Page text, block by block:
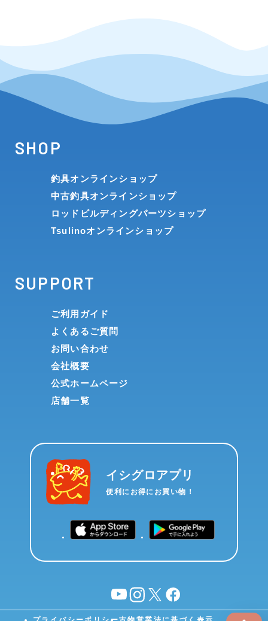
SHOP
釣具オンラインショップ
中古釣具オンラインショップ
ロッドビルディングパーツショップ
Tsulinoオンラインショップ
SUPPORT
ご利用ガイド
よくあるご質問
お問い合わせ
会社概要
公式ホームページ
店舗一覧
イシグロアプリ
便利にお得にお買い物！
YouTubeinstagram
X facebook